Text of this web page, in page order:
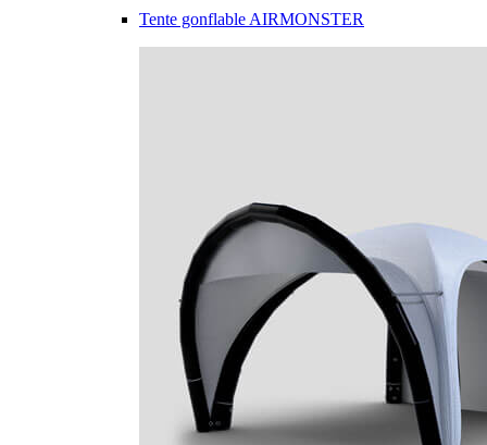
Tente gonflable AIRMONSTER